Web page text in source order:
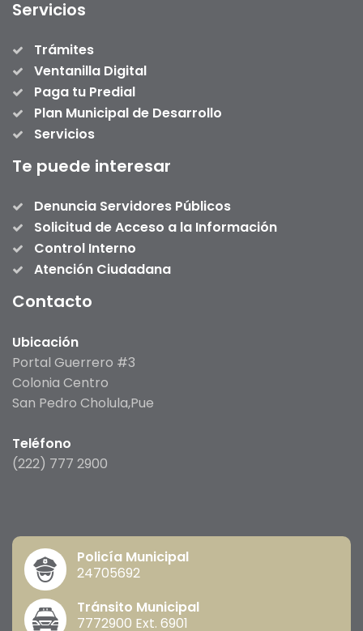
Servicios
Trámites
Ventanilla Digital
Paga tu Predial
Plan Municipal de Desarrollo
Servicios
Te puede interesar
Denuncia Servidores Públicos
Solicitud de Acceso a la Información
Control Interno
Atención Ciudadana
Contacto
Ubicación
Portal Guerrero #3
Colonia Centro
San Pedro Cholula,Pue
Teléfono
(222) 777 2900
Policía Municipal
24705692
Tránsito Municipal
7772900 Ext. 6901